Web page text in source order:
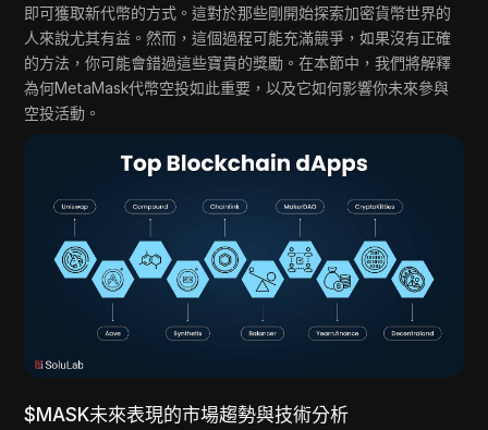
即可獲取新代幣的方式。這對於那些剛開始探索加密貨幣世界的
人來說尤其有益。然而，這個過程可能充滿競爭，如果沒有正確
的方法，你可能會錯過這些寶貴的獎勵。在本節中，我們將解釋
為何MetaMask代幣空投如此重要，以及它如何影響你未來參與
空投活動。
$MASK未來表現的市場趨勢與技術分析